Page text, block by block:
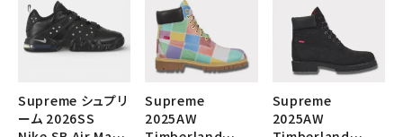
6インチ プレミアム
ウォータープルーフ
ブーツ マルチカラ
Supreme シュプリ
ーム 2026SS
Supreme
2025AW
Supreme
2025AW